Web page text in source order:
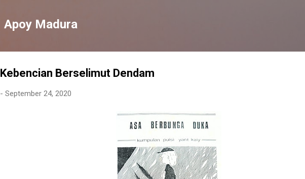
Apoy Madura
Kebencian Berselimut Dendam
- September 24, 2020